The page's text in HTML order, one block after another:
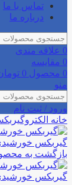
تماس با ما
درباره ما
0 علاقه مندی
0 مقایسه
0 محصول 0
منو
ورود / ثبت نام
خانه
گیربکس خورشیدی
بازگشت به
گیربکس خورشیدی